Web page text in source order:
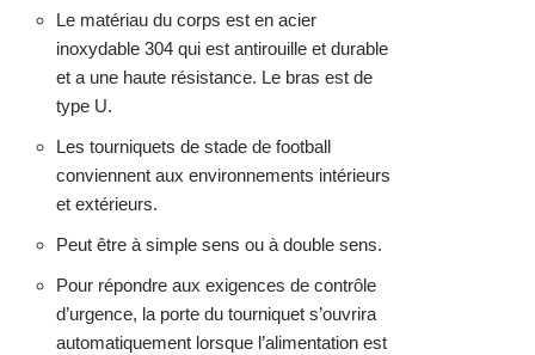
Le matériau du corps est en acier
inoxydable 304 qui est antirouille et durable
et a une haute résistance. Le bras est de
type U.
Les tourniquets de stade de football
conviennent aux environnements intérieurs
et extérieurs.
Peut être à simple sens ou à double sens.
Pour répondre aux exigences de contrôle
d’urgence, la porte du tourniquet s’ouvrira
automatiquement lorsque l’alimentation est